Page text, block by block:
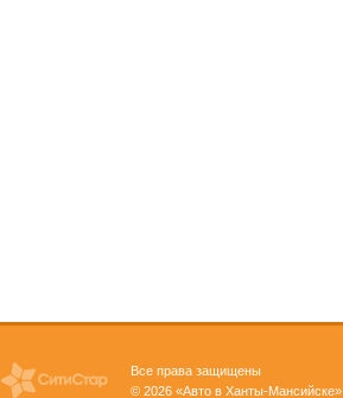
Все права защищены
© 2026 «Авто в Ханты-Мансийске»